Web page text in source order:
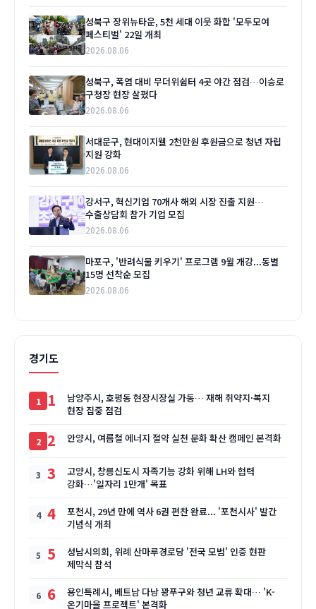
성북구 장위뉴타운, 5천 세대 이웃 화합 '모두모여
페스티벌' 22일 개최
2026.08.06
성북구, 폭염 대비 무더위쉼터 4곳 야간 점검…이승로
구청장 현장 살폈다
2026.08.06
서대문구, 현대이지웰 2천만원 후원금으로 청년 자립
지원 강화
2026.08.06
강서구, 혁신기업 70개사 해외 시장 진출 지원…
수출상담회 참가 기업 모집
2026.08.06
마포구, '반려식물 키우기' 프로그램 9월 개강...동별
15명 선착순 모집
2026.08.06
경기도
1
남양주시, 호평동 현장시장실 가동… 재해 취약지·복지
현장 집중 점검
2 안양시, 여름철 에너지 절약 실천 문화 확산 캠페인 본격화
3
고양시, 창릉신도시 자족기능 강화 위해 LH와 협력
강화…'일자리 1만개' 목표
4
포천시, 29년 만에 역사 6권 편찬 완료... '포천시사' 발간
기념식 개최
5
성남시의회, 위례 산마루경로당 '전국 모범' 인증 현판
제막식 참석
6
용인특례시, 베트남 다낭 꽝푸구와 청년 교류 확대… 'K-
온기마을 프로젝트' 본격화